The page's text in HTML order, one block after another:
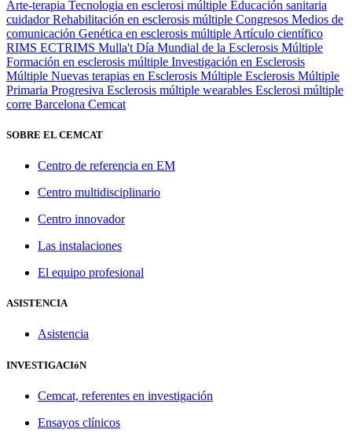
Arte-terapia Tecnologia en esclerosi múltiple Educación sanitaria
cuidadorRehabilitación en esclerosis múltiple Congresos Medios de
comunicación Genética en esclerosis múltiple Artículo científico
RIMS ECTRIMS Mulla't Día Mundial de la Esclerosis Múltiple
Formación en esclerosis múltiple Investigación en Esclerosis
Múltiple Nuevas terapias en Esclerosis Múltiple Esclerosis Múltiple
Primaria Progresiva Esclerosis múltiple wearables Esclerosi múltiple
corre Barcelona Cemcat
SOBRE EL CEMCAT
Centro de referencia en EM
Centro multidisciplinario
Centro innovador
Las instalaciones
El equipo profesional
ASISTENCIA
Asistencia
INVESTIGACIóN
Cemcat, referentes en investigación
Ensayos clínicos